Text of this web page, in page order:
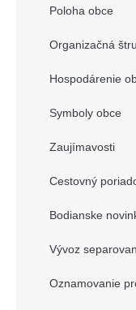
Poloha obce
Organizačná
Hospodárenie
Symboly obce
Zaujímavosti
Cestovný
Bodianske
Vývoz
Oznamovanie